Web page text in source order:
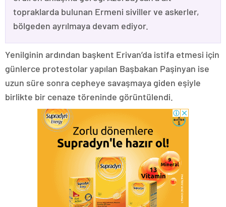
topraklarda bulunan Ermeni siviller ve askerler,
bölgeden ayrılmaya devam ediyor.
Yenilginin ardından başkent Erivan’da istifa etmesi için
günlerce protestolar yapılan Başbakan Paşinyan ise
uzun süre sonra cepheye savaşmaya giden eşiyle
birlikte bir cenaze töreninde görüntülendi.